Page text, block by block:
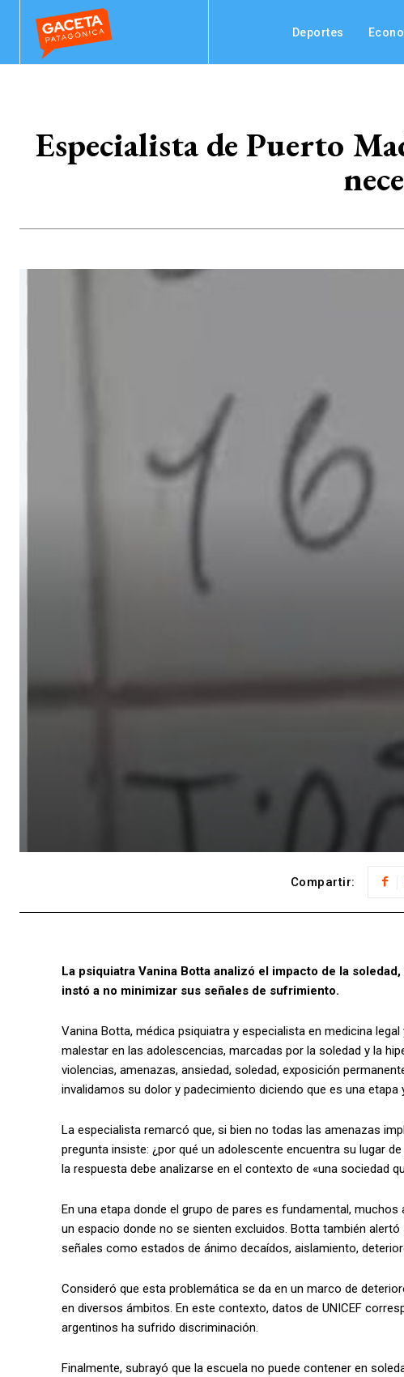
Deportes
Especialista de Puerto
Compartir:
La psiquiatra Vanina Botta analizó el impacto de la
instó a no minimizar sus señales de sufrimiento.
Vanina Botta, médica psiquiatra y especialista en medicina
malestar en las adolescencias, marcadas por la soledad y la
violencias, amenazas, ansiedad, soledad, exposición
invalidamos su dolor y padecimiento diciendo que es una etapa
La especialista remarcó que, si bien no todas las amenazas
pregunta insiste: ¿por qué un adolescente encuentra su lugar
la respuesta debe analizarse en el contexto de «una sociedad
En una etapa donde el grupo de pares es fundamental,
un espacio donde no se sienten excluidos. Botta también
señales como estados de ánimo decaídos, aislamiento,
Consideró que esta problemática se da en un marco de
en diversos ámbitos. En este contexto, datos de UNICEF
argentinos ha sufrido discriminación.
Finalmente, subrayó que la escuela no puede contener en